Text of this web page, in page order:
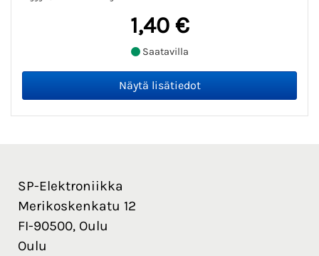
1,40 €
Saatavilla
SP-Elektroniikka
Merikoskenkatu 12
FI-90500, Oulu
Oulu